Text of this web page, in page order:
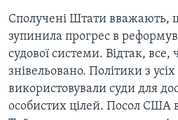
КУЛЬТУРА
СУСПІЛЬСТВО
ІСТОРІЇ УСПІХУ УКРАЇНЦІВ
ВІДЕО
ТЕЛЕПРОГРАМИ
БРИФІНГ ГОЛОСУ АМЕРИКИ
ENGLISH
Learning English
Сполучені Штати вважають,
зупинила прогрес в
судової системи. Відтак, все,
знівельовано. Політики з усіх
використовували суди для
особистих цілей. Посол США